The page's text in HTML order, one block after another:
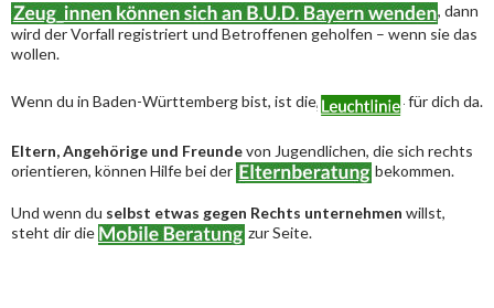
, dann
wird der Vorfall registriert und Betroffenen geholfen – wenn sie das
wollen.
Wenn du in Baden-Württemberg bist, ist die für dich da.
Eltern, Angehörige und Freundevon Jugendlichen, die sich rechts
orientieren, können Hilfe bei der
bekommen.
Und wenn du selbst etwas gegen Rechts unternehmen willst,
steht dir die
zur Seite.